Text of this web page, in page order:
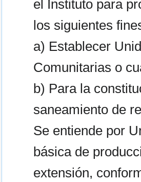
el Instituto para
los siguientes
a) Establecer
Comunitarias o
b) Para la
saneamiento de
Se entiende por
básica de
extensión,